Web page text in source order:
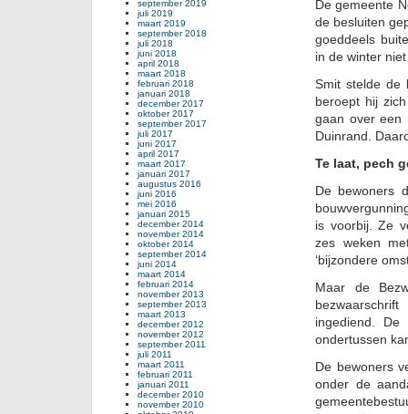
De gemeente
de besluiten
goeddeels
in de winter
Smit stelde de
beroept hij
gaan over een
Duinrand.
Te laat, pech
De bewoners
is voorbij. Ze
zes weken
‘bijzondere
Maar de
ingediend.
ondertussen
De bewoners
onder de
september 2019
juli 2019
maart 2019
september 2018
juli 2018
juni 2018
april 2018
maart 2018
februari 2018
januari 2018
december 2017
oktober 2017
september 2017
juli 2017
juni 2017
april 2017
maart 2017
januari 2017
augustus 2016
juni 2016
mei 2016
januari 2015
december 2014
november 2014
oktober 2014
september 2014
juni 2014
maart 2014
februari 2014
november 2013
september 2013
maart 2013
december 2012
november 2012
september 2011
juli 2011
maart 2011
februari 2011
januari 2011
december 2010
november 2010